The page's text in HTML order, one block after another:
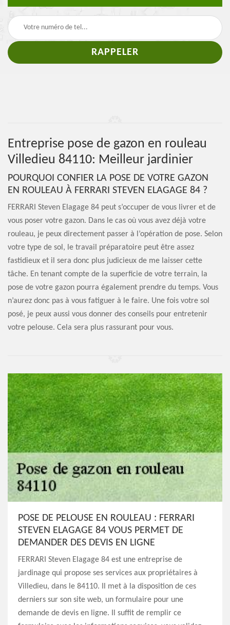
Entreprise pose de gazon en rouleau
Villedieu 84110: Meilleur jardinier
POURQUOI CONFIER LA POSE DE VOTRE GAZON
EN ROULEAU À FERRARI STEVEN ELAGAGE 84 ?
FERRARI Steven Elagage 84 peut s’occuper de vous livrer et de
vous poser votre gazon. Dans le cas où vous avez déjà votre
rouleau, je peux directement passer à l’opération de pose. Selon
votre type de sol, le travail préparatoire peut être assez
fastidieux et il sera donc plus judicieux de me laisser cette
tâche. En tenant compte de la superficie de votre terrain, la
pose de votre gazon pourra également prendre du temps. Vous
n’aurez donc pas à vous fatiguer à le faire. Une fois votre sol
posé, je peux aussi vous donner des conseils pour entretenir
votre pelouse. Cela sera plus rassurant pour vous.
POSE DE PELOUSE EN ROULEAU : FERRARI
STEVEN ELAGAGE 84 VOUS PERMET DE
DEMANDER DES DEVIS EN LIGNE
FERRARI Steven Elagage 84 est une entreprise de
jardinage qui propose ses services aux propriétaires à
Villedieu, dans le 84110. Il met à la disposition de ces
derniers sur son site web, un formulaire pour une
demande de devis en ligne. Il suffit de remplir ce